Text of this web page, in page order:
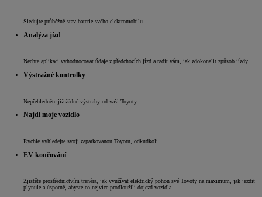
Sledujte průběžně stav baterie svého elektromobilu.
Analýza jízd
Nechte aplikaci vyhodnocovat údaje z předchozích jízd a radit vám, jak zdokonalit způsob jízdy.
Výstražné kontrolky
Nepřehlédněte již žádné výstrahy od vaší Toyoty.
Najdi moje vozidlo
Rychle vyhledejte svoji zaparkovanou Toyotu, odkudkoli.
EV koučování
Zjistěte prostřednictvím trenéra, jak využívat elektrický pohon své Toyoty na maximum, jak jezdit
plynule a úsporně, abyste co nejvíce prodloužili dojezd vozidla.